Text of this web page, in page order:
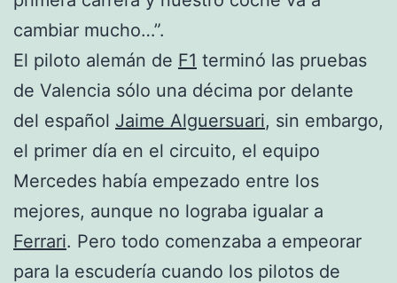
cambiar mucho…”.
El piloto alemán de F1 terminó las pruebas
de Valencia sólo una décima por delante
del español Jaime Alguersuari, sin embargo,
el primer día en el circuito, el equipo
Mercedes había empezado entre los
mejores, aunque no lograba igualar a
Ferrari. Pero todo comenzaba a empeorar
para la escudería cuando los pilotos de